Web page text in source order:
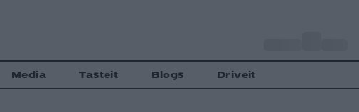
Media Tasteit Blogs Driveit